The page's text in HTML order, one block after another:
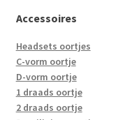
Accessoires
Headsets oortjes
C-vorm oortje
D-vorm oortje
1 draads oortje
2 draads oortje